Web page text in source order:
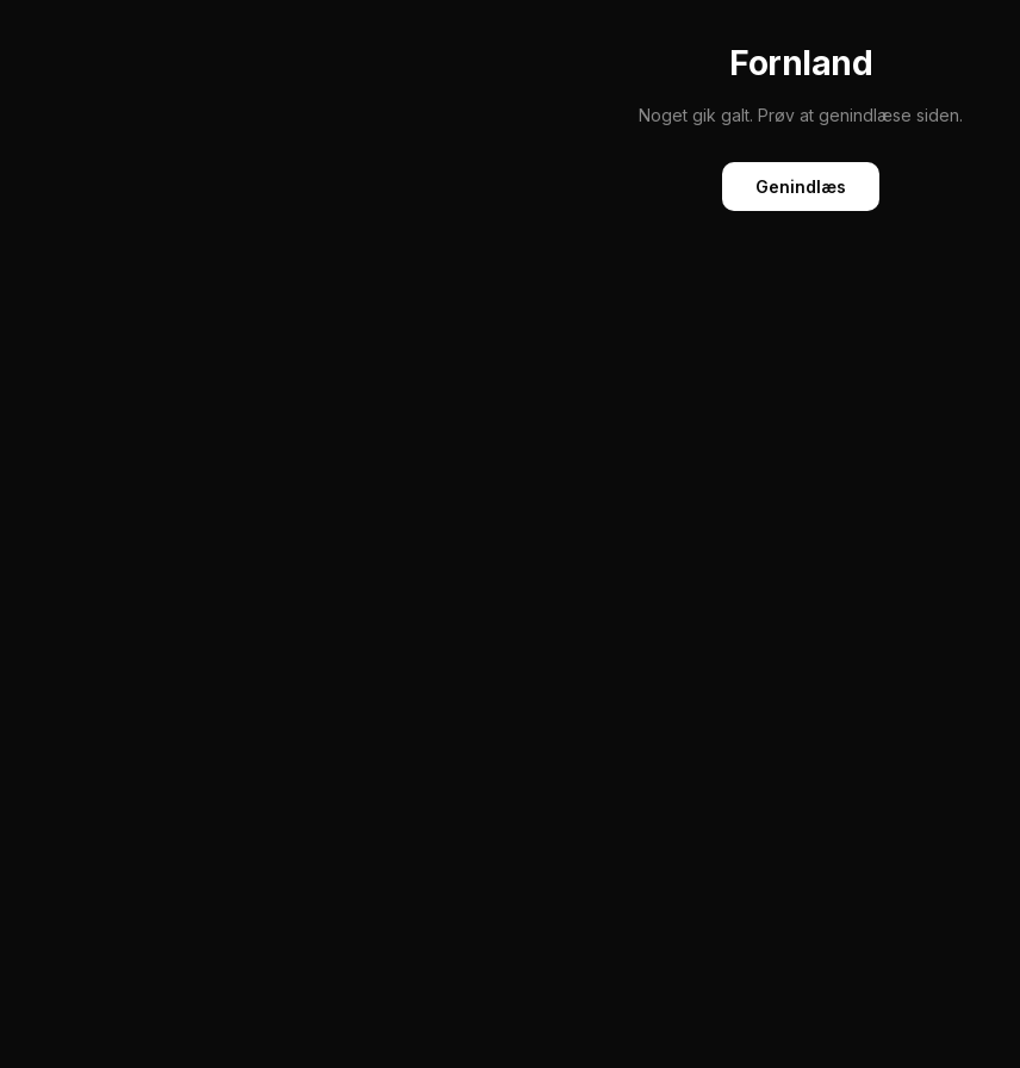
Fornland
Noget gik galt. Prøv at genindlæse siden.
Genindlæs